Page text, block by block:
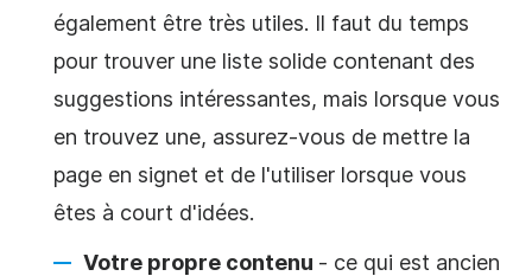
également être très utiles. Il faut du temps
pour trouver une liste solide contenant des
suggestions intéressantes, mais lorsque vous
en trouvez une, assurez-vous de mettre la
page en signet et de l'utiliser lorsque vous
êtes à court d'idées.
Votre propre contenu - ce qui est ancien